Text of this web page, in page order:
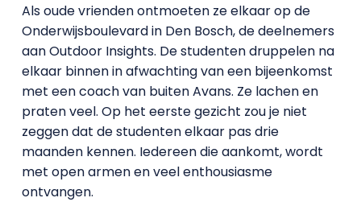
Als oude vrienden ontmoeten ze elkaar op de
Onderwijsboulevard in Den Bosch, de deelnemers
aan Outdoor Insights. De studenten druppelen na
elkaar binnen in afwachting van een bijeenkomst
met een coach van buiten Avans. Ze lachen en
praten veel. Op het eerste gezicht zou je niet
zeggen dat de studenten elkaar pas drie
maanden kennen. Iedereen die aankomt, wordt
met open armen en veel enthousiasme
ontvangen.